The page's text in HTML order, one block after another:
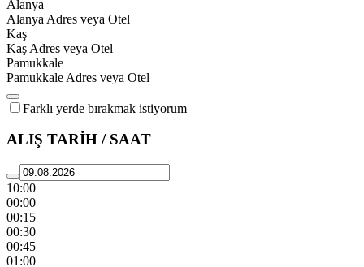
Alanya
Alanya Adres veya Otel
Kaş
Kaş Adres veya Otel
Pamukkale
Pamukkale Adres veya Otel
Farklı yerde bırakmak istiyorum
ALIŞ TARİH / SAAT
10:00
00:00
00:15
00:30
00:45
01:00